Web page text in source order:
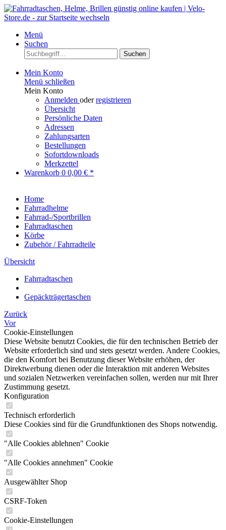
Menü
Suchen
Suchen
Mein Konto
Menü schließen
Mein Konto
Anmelden oderregistrieren
Übersicht
Persönliche Daten
Adressen
Zahlungsarten
Bestellungen
Sofortdownloads
Merkzettel
Warenkorb 0 0,00 € *
Home
Fahrradhelme
Fahrrad-/Sportbrillen
Fahrradtaschen
Körbe
Zubehör / Fahrradteile
Übersicht
Fahrradtaschen
Gepäckträgertaschen
Zurück
Vor
Cookie-Einstellungen
Diese Website benutzt Cookies, die für den technischen Betrieb der
Website erforderlich sind und stets gesetzt werden. Andere Cookies,
die den Komfort bei Benutzung dieser Website erhöhen, der
Direktwerbung dienen oder die Interaktion mit anderen Websites
und sozialen Netzwerken vereinfachen sollen, werden nur mit Ihrer
Zustimmung gesetzt.
Konfiguration
Technisch erforderlich
Diese Cookies sind für die Grundfunktionen des Shops notwendig.
"Alle Cookies ablehnen" Cookie
"Alle Cookies annehmen" Cookie
Ausgewählter Shop
CSRF-Token
Cookie-Einstellungen